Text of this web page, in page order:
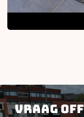
Vraag